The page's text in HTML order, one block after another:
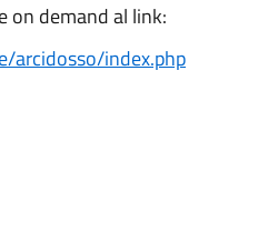
on demand al link:
arcidosso/index.php